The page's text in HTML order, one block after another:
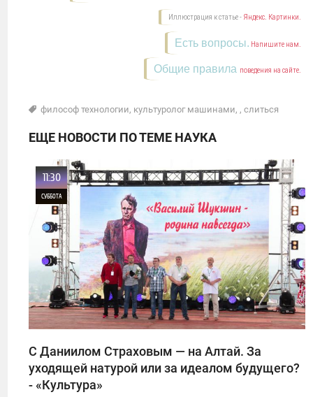
Иллюстрация к статье - Яндекс. Картинки.
Есть вопросы. Напишите нам.
Общие правила поведения на сайте.
философ технологии, культуролог машинами, ,слиться
ЕЩЕ НОВОСТИ ПО ТЕМЕ НАУКА
11:30
СУББОТА
0
1
С Даниилом Страховым — на Алтай. За
уходящей натурой или за идеалом будущего?
- «Культура»